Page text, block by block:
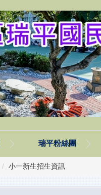
瑞平粉絲團
小一新生招生資訊